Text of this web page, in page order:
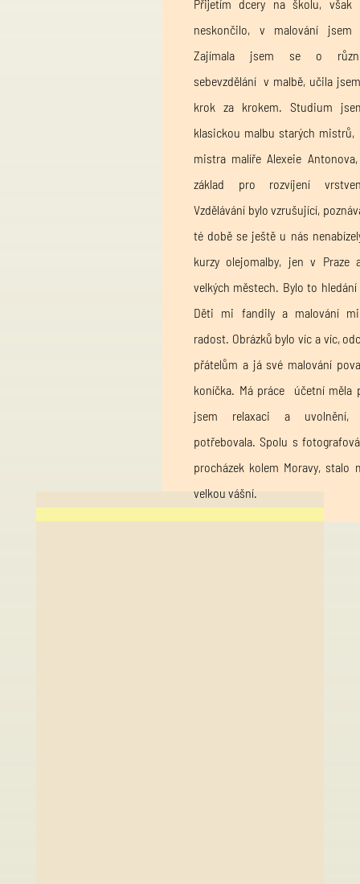
Přijetím dcery na školu, však
neskončilo, v malování jsem
Zajímala jsem se o
sebevzdělání v malbě, učila
krok za krokem. Studium
klasickou malbu starých
mistra malíře Alexeie
základ pro rozvíjení
Vzdělávání bylo vzrušující,
té době se ještě u nás
kurzy olejomalby, jen v
velkých městech. Bylo to
Děti mi fandily a malování mi
radost. Obrázků bylo víc a víc,
přátelům a já své malování
koníčka. Má práce účetní měla
jsem relaxaci a uvolnění,
potřebovala. Spolu s
procházek kolem Moravy, stalo
velkou vášní.